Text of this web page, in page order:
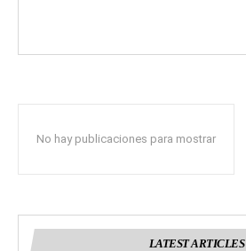
No hay publicaciones para mostrar
LATEST ARTICLES